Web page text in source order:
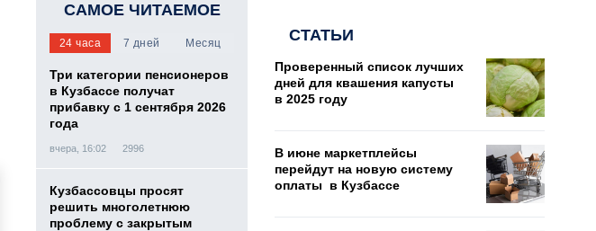
САМОЕ ЧИТАЕМОЕ
24 часа 7 дней Месяц
Три категории пенсионеров
в Кузбассе получат
прибавку с 1 сентября 2026
года
вчера, 16:02 2996
Кузбассовцы просят
решить многолетнюю
проблему с закрытым
СТАТЬИ
Проверенный список лучших
дней для квашения капусты
в 2025 году
В июне маркетплейсы
перейдут на новую систему
оплаты в Кузбассе